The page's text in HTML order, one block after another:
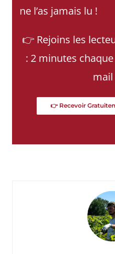
ne l’as jamais lu !
👉 Rejoins les
: 2 minutes
👉 Recevoir